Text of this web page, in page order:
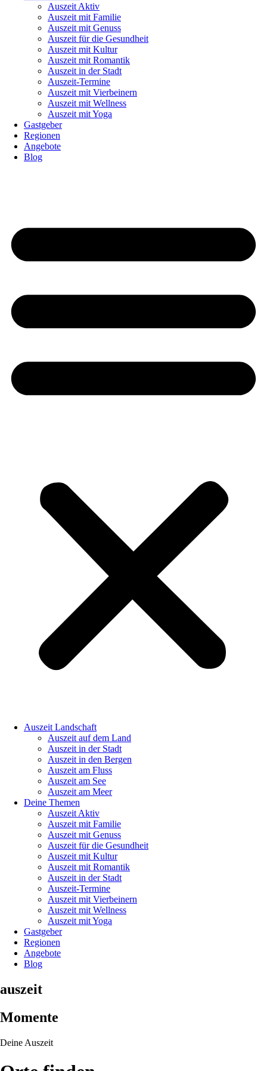
Auszeit Aktiv
Auszeit mit Familie
Auszeit mit Genuss
Auszeit für die Gesundheit
Auszeit mit Kultur
Auszeit mit Romantik
Auszeit in der Stadt
Auszeit-Termine
Auszeit mit Vierbeinern
Auszeit mit Wellness
Auszeit mit Yoga
Gastgeber
Regionen
Angebote
Blog
Auszeit Landschaft
Auszeit auf dem Land
Auszeit in der Stadt
Auszeit in den Bergen
Auszeit am Fluss
Auszeit am See
Auszeit am Meer
Deine Themen
Auszeit Aktiv
Auszeit mit Familie
Auszeit mit Genuss
Auszeit für die Gesundheit
Auszeit mit Kultur
Auszeit mit Romantik
Auszeit in der Stadt
Auszeit-Termine
Auszeit mit Vierbeinern
Auszeit mit Wellness
Auszeit mit Yoga
Gastgeber
Regionen
Angebote
Blog
auszeit
Momente
Deine Auszeit